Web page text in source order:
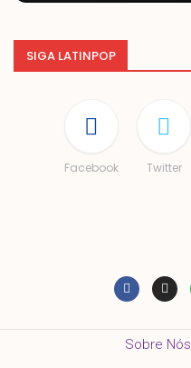
SIGA LATINPOP
Facebook Twitter
Sobre Nós